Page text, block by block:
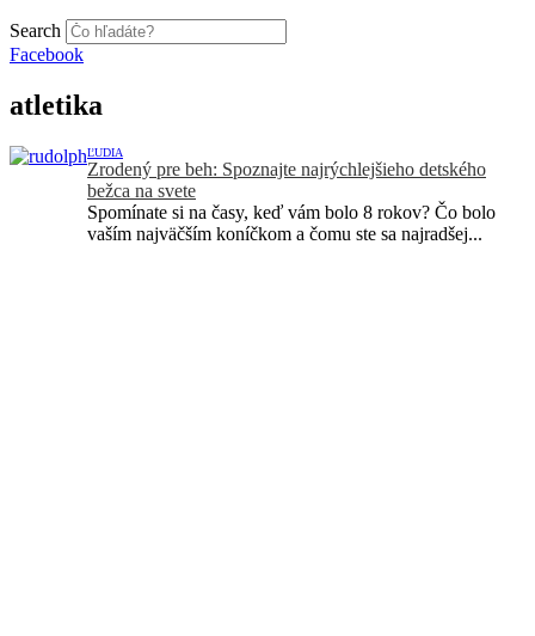
Search
Facebook
atletika
ĽUDIA
Zrodený pre beh: Spoznajte najrýchlejšieho detského
bežca na svete
Spomínate si na časy, keď vám bolo 8 rokov? Čo bolo
vaším najväčším koníčkom a čomu ste sa najradšej...